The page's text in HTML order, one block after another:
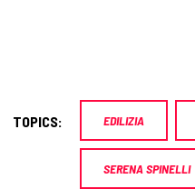
TOPICS: EDILIZIA
SERENA SPINELLI